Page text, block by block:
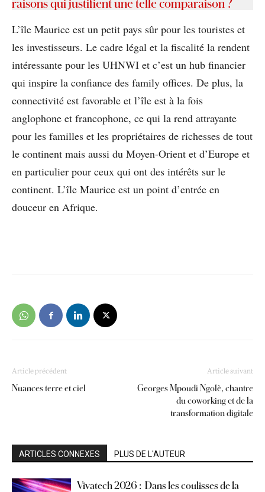
raisons qui justifient une telle comparaison ?
L’île Maurice est un petit pays sûr pour les touristes et
les investisseurs. Le cadre légal et la fiscalité la rendent
intéressante pour les UHNWI et c’est un hub financier
qui inspire la confiance des family offices. De plus, la
connectivité est favorable et l’île est à la fois
anglophone et francophone, ce qui la rend attrayante
pour les familles et les propriétaires de richesses de tout
le continent mais aussi du Moyen-Orient et d’Europe et
en particulier pour ceux qui ont des intérêts sur le
continent. L’île Maurice est un point d’entrée en
douceur en Afrique.
Article précédent
Nuances terre et ciel
Article suivant
Georges Mpoudi Ngolè, chantre
du coworking et de la
transformation digitale
ARTICLES CONNEXES PLUS DE L'AUTEUR
Vivatech 2026 : Dans les coulisses de la